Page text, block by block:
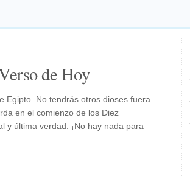
de Hoy
Egipto. No tendrás otros dioses fuera
en el comienzo de los Diez
y última verdad. ¡No hay nada para